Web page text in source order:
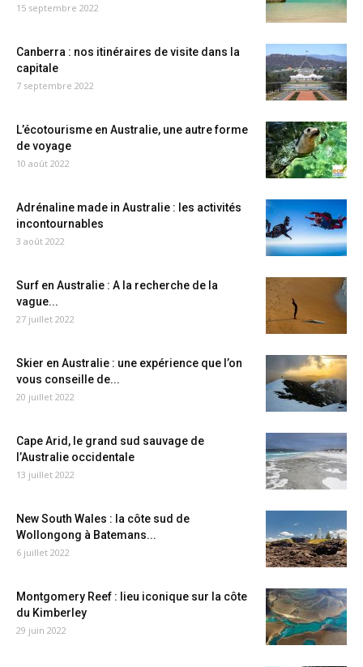
15 septembre 2022
Canberra : nos itinéraires de visite dans la
capitale
7 septembre 2022
L’écotourisme en Australie, une autre forme
de voyage
10 août 2022
Adrénaline made in Australie : les activités
incontournables
3 août 2022
Surf en Australie : A la recherche de la
vague...
27 juillet 2022
Skier en Australie : une expérience que l’on
vous conseille de...
20 juillet 2022
Cape Arid, le grand sud sauvage de
l’Australie occidentale
13 juillet 2022
New South Wales : la côte sud de
Wollongong à Batemans...
6 juillet 2022
Montgomery Reef : lieu iconique sur la côte
du Kimberley
29 juin 2022